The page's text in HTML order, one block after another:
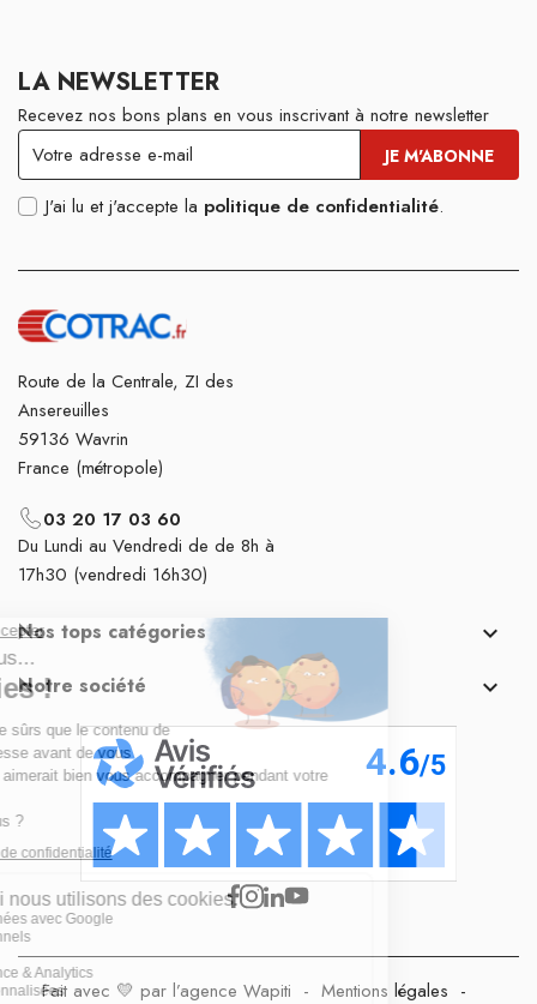
LA NEWSLETTER
Recevez nos bons plans en vous inscrivant à notre newsletter
J'ai lu et j'accepte la politique de confidentialité.
Route de la Centrale, ZI des
Ansereuilles
59136 Wavrin
France (métropole)
03 20 17 03 60
Du Lundi au Vendredi de de 8h à
17h30 (vendredi 16h30)
Nos tops catégories 
Notre société 
Fait avec 💛 par l’agence Wapiti - Mentions légales -